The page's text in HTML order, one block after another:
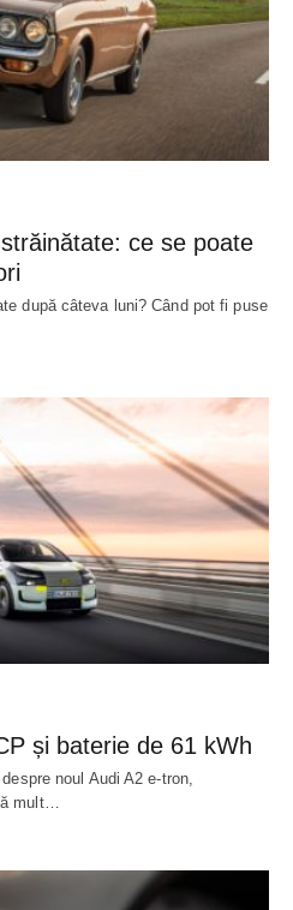
ce se poate
după câteva luni? Când pot fi puse
și baterie de 61 kWh
noul Audi A2 e-tron,
mult…